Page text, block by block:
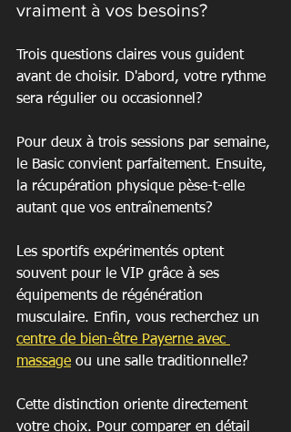
vraiment à vos besoins?
Trois questions claires vous guident
avant de choisir. D'abord, votre rythme
sera régulier ou occasionnel?
Pour deux à trois sessions par semaine,
le Basic convient parfaitement. Ensuite,
la récupération physique pèse-t-elle
autant que vos entraînements?
Les sportifs expérimentés optent
souvent pour le VIP grâce à ses
équipements de régénération
musculaire. Enfin, vous recherchez un
centre de bien-être Payerne avec
massage ou une salle traditionnelle?
Cette distinction oriente directement
votre choix. Pour comparer en détail